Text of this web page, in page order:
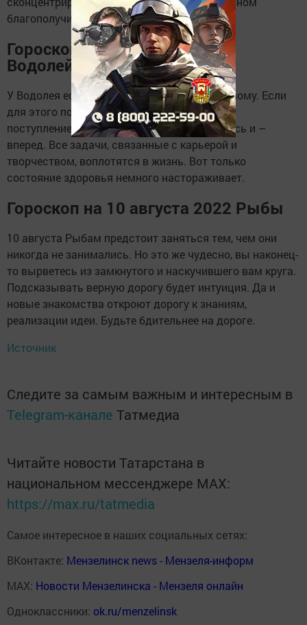
благополучии.
Гороскоп на 10 августа 2022
Водолей
У Водолея есть шанс обучиться чему-то новому. Если
для этого понадобятся вложения денег или
поступление в институт, то не задумывайтесь и –
вперед. Все задачи, связанные с карьерой и
творчеством, воплотятся в жизнь. Вот только
состояние здоровья немного настораживает.
Гороскоп на 10 августа 2022 Рыбы
10 августа Рыбам предстоит заняться тем, чем они
никогда не занимались. Но это же чудесно, вы наконец-
то вырветесь из замкнутого и наскучившего вам круга.
Подсказывать верную дорогу будет интуиция. Да и
новые знакомства откроют дорогу к знаниям,
реализации идеи. Будьте бдительнее на дороге.
Источник
Следите за самым важным и интересным в
Telegram-канале Татмедиа
Читайте новости Татарстана в
национальном мессенджере MАХ:
https://max.ru/tatmedia
Самое интересное в наших социальных сетях:
ВКонтакте: Мензелинск news - Мензеля-информ
MAX: Новости Мензелинска - Мензеля онлайн
Одноклассники: ok.ru/menzelinsk